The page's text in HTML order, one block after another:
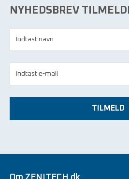
NYHEDSBREV
TILMELD